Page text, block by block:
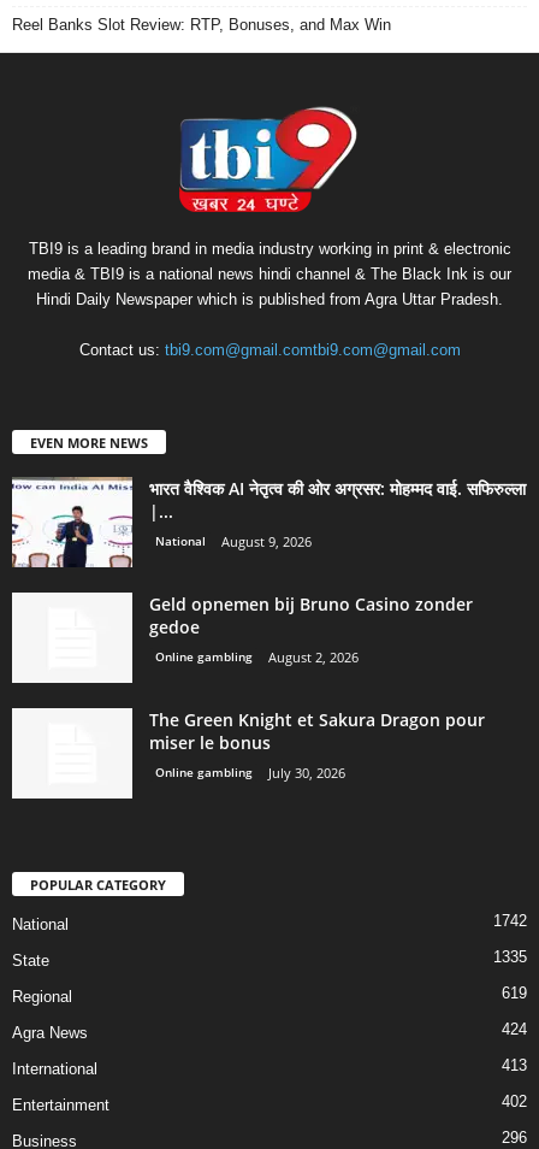
Reel Banks Slot Review: RTP, Bonuses, and Max Win
TBI9 is a leading brand in media industry working in print & electronic
media & TBI9 is a national news hindi channel & The Black Ink is our
Hindi Daily Newspaper which is published from Agra Uttar Pradesh.
Contact us: tbi9.com@gmail.comtbi9.com@gmail.com
EVEN MORE NEWS
भारत वैश्विक AI नेतृत्व की ओर अग्रसर: मोहम्मद वाई. सफिरुल्ला
|...
National August 9, 2026
Geld opnemen bij Bruno Casino zonder
gedoe
Online gambling August 2, 2026
The Green Knight et Sakura Dragon pour
miser le bonus
Online gambling July 30, 2026
POPULAR CATEGORY
National 1742
State 1335
Regional 619
Agra News 424
International 413
Entertainment 402
Business 296